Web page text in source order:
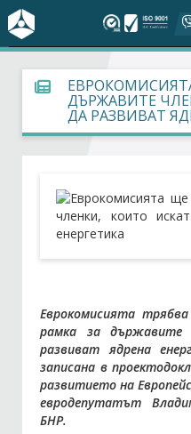
За БСК
На фокус
Социален диалог
Дейности
Арбитражен съд
Проекти
Членове
ДЪРЖАВИТЕ
ДА РАЗВИВАТ
Еврокомисията
рамка за държавите
развиват ядрена
записана в
развитието на
евродепутатът
БНР.